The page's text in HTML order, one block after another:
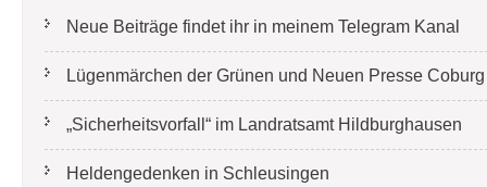
Neue Beiträge findet ihr in meinem Telegram Kanal
Lügenmärchen der Grünen und Neuen Presse
„Sicherheitsvorfall“ im Landratsamt Hildburghausen
Heldengedenken in Schleusingen